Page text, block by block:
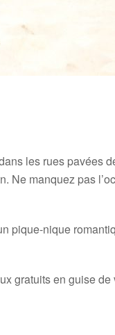
les rues pavées
Ne manquez pas
pique-nique
gratuits en guise